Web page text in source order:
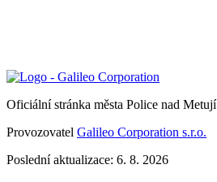
Oficiální stránka města Police nad
Provozovatel Galileo Corporation s.r.o.
Poslední aktualizace: 6. 8. 2026